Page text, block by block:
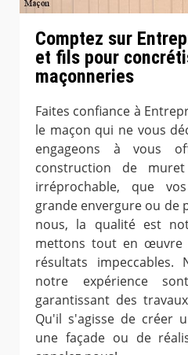
Comptez sur
et fils pour
maçonneries
Faites confiance à
le maçon qui ne vous
engageons à vous
construction de
irréprochable, que
grande envergure ou de
nous, la qualité est
mettons tout en œuvre
résultats impeccables.
notre expérience
garantissant des
Qu'il s'agisse de créer
une façade ou de